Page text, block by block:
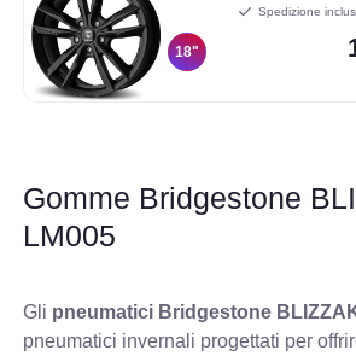
18"
Spedizione
Gomme Bridgestone
LM005
Gli pneumatici Bridgestone
pneumatici invernali progettati per